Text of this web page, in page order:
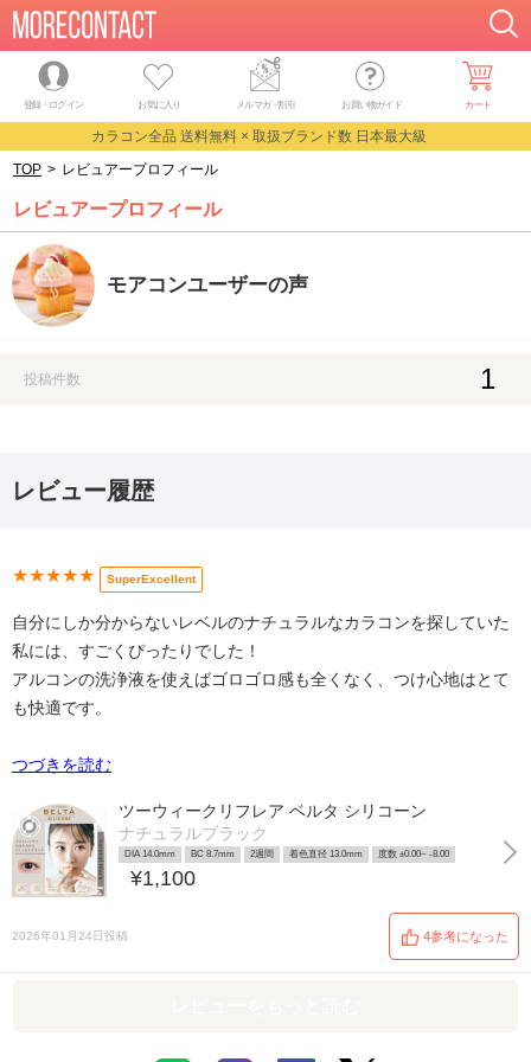
登録・ログイン お気に入り メルマガ・割引 お買い物ガイド カート
カラコン全品 送料無料 × 取扱ブランド数 日本最大級
TOP > レビュアープロフィール
レビュアープロフィール
モアコンユーザーの声
投稿件数 1
レビュー履歴
★★★★★ SuperExcellent
自分にしか分からないレベルのナチュラルなカラコンを探していた
私には、すごくぴったりでした！
アルコンの洗浄液を使えばゴロゴロ感も全くなく、つけ心地はとて
も快適です。
つづきを読む
ツーウィークリフレア ベルタ シリコーン
ナチュラルブラック
DIA 14.0mm BC 8.7mm 2週間 着色直径 13.0mm 度数 ±0.00~ -8.00
¥1,100
2026年01月24日投稿 4参考になった